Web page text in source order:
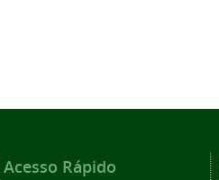
Acesso Rápido